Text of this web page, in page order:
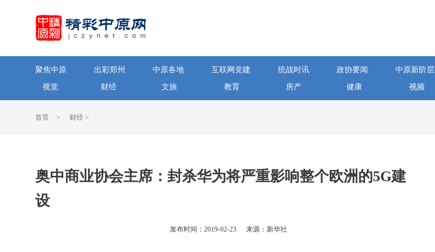
聚焦中原 出彩郑州 中原各地 互联网党建 统战时讯 政协要闻 中原新阶层
视觉 财经 文旅 教育 房产 健康 视频
首页 > 财经 >
奥中商业协会主席：封杀华为将严重影响整个欧洲的5G建
设
发布时间：2019-02-23 来源：新华社